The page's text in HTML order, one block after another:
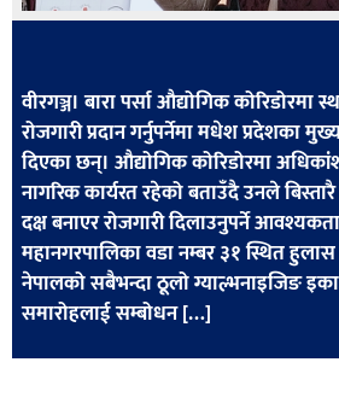
भिडियो
अन्य
समाज
शिक्षा
विचार
स्वास्थ्य
वीरगञ्ज। बारा पर्सा औद्योगिक कोरिडोरमा
रोजगारी प्रदान गर्नुपर्नेमा मधेश प्रदेशका
दिएका छन्। औद्योगिक कोरिडोरमा
नागरिक कार्यरत रहेको बताउँदै उनले
दक्ष बनाएर रोजगारी दिलाउनुपर्ने
महानगरपालिका वडा नम्बर ३१ स्थित
नेपालको सबैभन्दा ठूलो ग्याल्भनाइजिङ
समारोहलाई सम्बोधन […]